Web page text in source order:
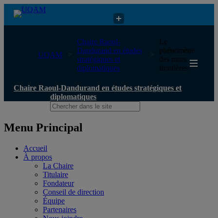
Chaire Raoul-Dandurand en études stratégiques et diplomatiques
UQAM
Chaire Raoul-
Dandurand en études
stratégiques et
diplomatiques
Le
phénomène
des murs
frontières
Chaire Raoul-Dandurand en études stratégiques et
diplomatiques
Menu Principal
Accueil
À propos
La Chaire
Titulaire
Fondateur
Conseil de direction
Équipe
Partenaires